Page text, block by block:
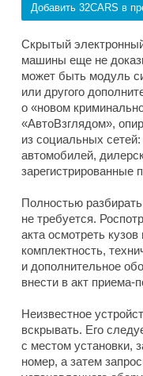
Добавить 32CARS в
Скрытый
машины еще не
может быть модуль
или другого
о «новом
«АвтоВзглядом»,
из социальных
автомобилей,
зарегистрированные
Полностью
не требуется.
акта осмотреть
комплектность,
и дополнительное
внести в акт приема-
Неизвестное
вскрывать. Его
с местом установки,
номер, а затем